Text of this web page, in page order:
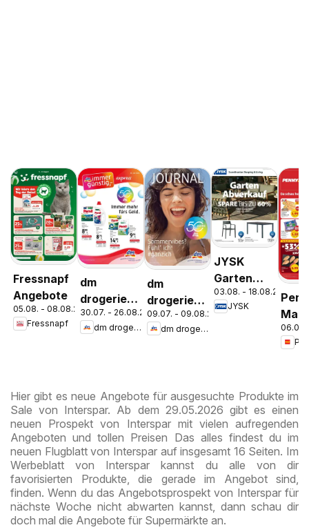
Fressnapf
Angebote
05.08. - 08.08.2026
Fressnapf
dm
drogerie
markt
Journal
30.07. - 26.08.2026
dm drogerie markt
dm
drogerie
markt
Journal
09.07. - 09.08.2026
dm drogerie markt
JYSK
Garten
Abverkauf
Spare Bis
03.08. - 18.08.2026
JYSK
06.08.
Hier gibt es neue Angebote für ausgesuchte Produkte im
Sale von Interspar. Ab dem 29.05.2026 gibt es einen
neuen Prospekt von Interspar mit vielen aufregenden
Angeboten und tollen Preisen Das alles findest du im
neuen Flugblatt von Interspar auf insgesamt 16 Seiten. Im
Werbeblatt von Interspar kannst du alle von dir
favorisierten Produkte, die gerade im Angebot sind,
finden. Wenn du das Angebotsprospekt von Interspar für
nächste Woche nicht abwarten kannst, dann schau dir
doch mal die Angebote für Supermärkte an.